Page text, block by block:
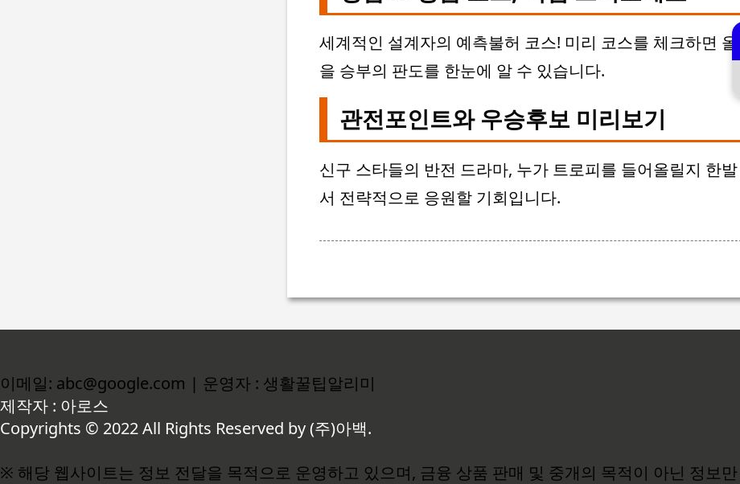
세계적인 설계자의 예측불허 코스! 미리 코스를 체크하면 올
을 승부의 판도를 한눈에 알 수 있습니다.
관전포인트와 우승후보 미리보기
신구 스타들의 반전 드라마, 누가 트로피를 들어올릴지 한
서 전략적으로 응원할 기회입니다.
이메일: abc@google.com | 운영자 : 생활꿀팁알리미
제작자 : 아로스
Copyrights © 2022 All Rights Reserved by (주)아백.
※ 해당 웹사이트는 정보 전달을 목적으로 운영하고 있으며, 금융 상품 판매 및 중개의 목적이 아닌 정보